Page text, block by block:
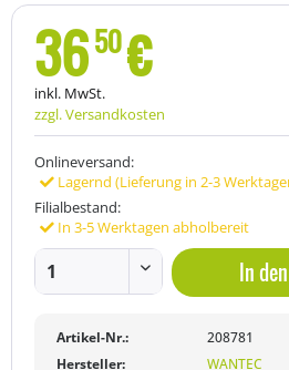
3650€
inkl. MwSt.
zzgl. Versandkosten
Onlineversand:
Lagernd (Lieferung in 2-3
Filialbestand:
In 3-5 Werktagen abholbereit
In den
Artikel-Nr.:
208781
Hersteller:
WANTEC